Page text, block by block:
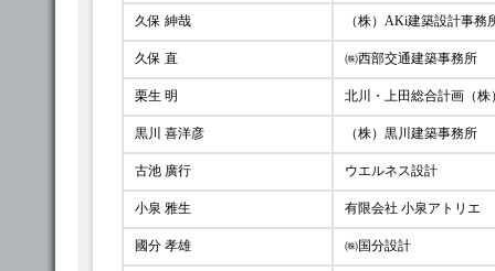
久保 紳哉 （株）AKi建築設計事務
久保 直 ㈱西部交通建築事務所
栗生 明 北川・上田総合計画（
黒川 喜洋彦 （株）黒川建築事務所
古池 廣行 ウエルネス設計
小泉 雅生 有限会社 小泉アトリエ
國分 孝雄 ㈱国分設計